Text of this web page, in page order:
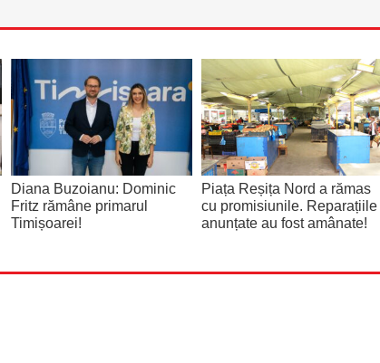
Diana Buzoianu: Dominic
Fritz rămâne primarul
Timișoarei!
Piața Reșița Nord a rămas
cu promisiunile. Reparațiile
anunțate au fost amânate!